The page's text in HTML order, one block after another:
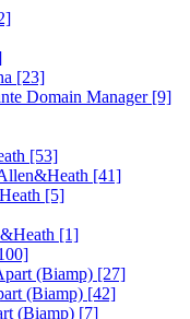
[23]
Domain Manager [9]
[53]
[41]
[5]
[1]
(Biamp) [27]
(Biamp) [42]
(Biamp) [7]